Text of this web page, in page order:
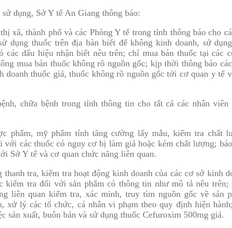
dụng, Sở Y tế An Giang thông báo:
xã, thành phố và các Phòng Y tế trong tỉnh thông báo cho
dụng thuốc trên địa bàn biết để không kinh doanh, sử
các dấu hiệu nhận biết nêu trên; chỉ mua bán thuốc tại các
mua bán thuốc không rõ nguồn gốc; kịp thời thông báo
doanh thuốc giả, thuốc không rõ nguồn gốc tới cơ quan y tế
chữa bệnh trong tỉnh thông tin cho tất cả các nhân viên
phẩm, mỹ phẩm tỉnh tăng cường lấy mẫu, kiểm tra chất
với các thuốc có nguy cơ bị làm giả hoặc kém chất lượng;
Sở Y tế và cơ quan chức năng liên quan.
tra, kiểm tra hoạt động kinh doanh của các cơ sở kinh
kiểm tra đối với sản phẩm có thông tin như mô tả nêu trên;
liên quan kiểm tra, xác minh, truy tìm nguồn gốc về sản
xử lý các tổ chức, cá nhân vi phạm theo quy định hiện
sản xuất, buôn bán và sử dụng thuốc Cefuroxim 500mg giả.